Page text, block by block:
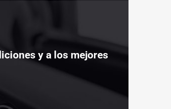
y a los mejores